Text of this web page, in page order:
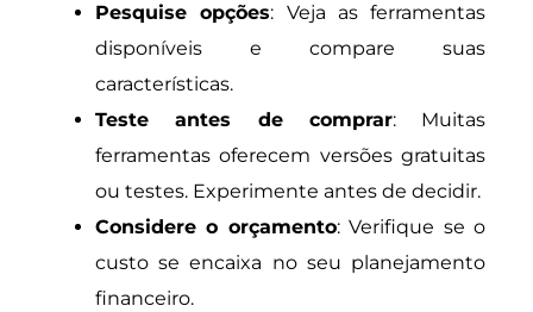
Pesquise opções: Veja as ferramentas
disponíveis e compare suas
características.
Teste antes de comprar: Muitas
ferramentas oferecem versões gratuitas
ou testes. Experimente antes de decidir.
Considere o orçamento: Verifique se o
custo se encaixa no seu planejamento
financeiro.